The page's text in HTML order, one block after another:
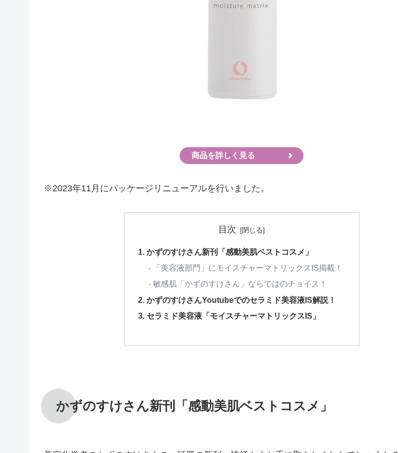
商品を詳しく見る
※2023年11月にパッケージリニューアルを行いました。
目次
かずのすけさん新刊「感動美肌ベストコスメ」
「美容液部門」にモイスチャーマトリックスIS掲載！
敏感肌「かずのすけさん」ならではのチョイス！
かずのすけさんYoutubeでのセラミド美容液IS解説！
セラミド美容液「モイスチャーマトリックスIS」
かずのすけさん新刊「感動美肌ベストコスメ」